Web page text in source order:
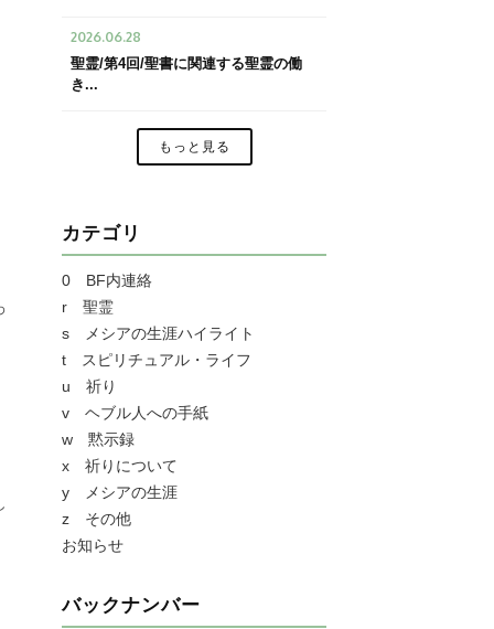
2026.06.28
聖霊/第4回/聖書に関連する聖霊の働
き...
もっと見る
カテゴリ
0 BF内連絡
r 聖霊
s メシアの生涯ハイライト
t スピリチュアル・ライフ
u 祈り
v ヘブル人への手紙
w 黙示録
x 祈りについて
y メシアの生涯
z その他
お知らせ
バックナンバー